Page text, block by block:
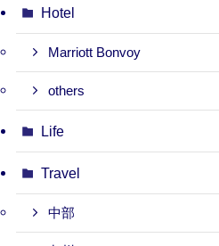
Hotel
Marriott Bonvoy
others
Life
Travel
中部